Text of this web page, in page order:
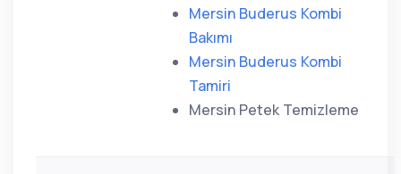
Mersin Buderus Kombi
Bakımı
Mersin Buderus Kombi
Tamiri
Mersin Petek Temizleme